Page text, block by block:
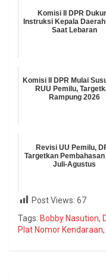
Komisi II DPR
Instruksi Kepala Daerah
Saat Lebaran
Komisi II DPR Mulai
RUU Pemilu,
Rampung 2026
Revisi UU Pemilu,
Targetkan
Juli-Agustus
Post Views: 67
Tags: Bobby Nasution,
Plat Nomor Kendaraan,